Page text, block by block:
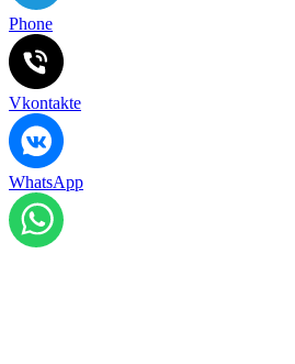
Phone
Vkontakte
WhatsApp